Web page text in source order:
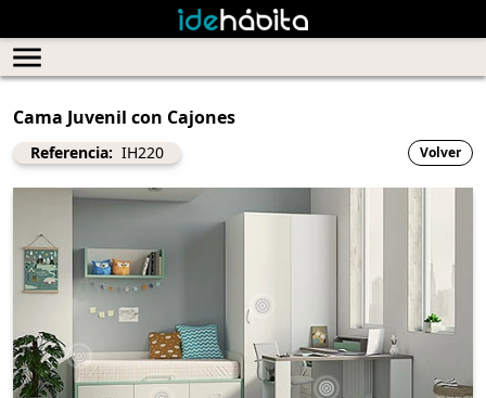
Cama Juvenil con Cajones
Referencia: IH220 Volver